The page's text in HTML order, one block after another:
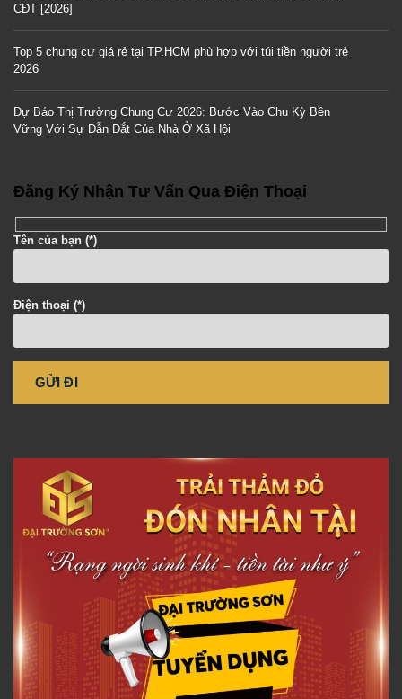
CĐT [2026]
Top 5 chung cư giá rẻ tại TP.HCM phù hợp với túi tiền người trẻ
2026
Dự Báo Thị Trường Chung Cư 2026: Bước Vào Chu Kỳ Bền
Vững Với Sự Dẫn Dắt Của Nhà Ở Xã Hội
Đăng Ký Nhận Tư Vấn Qua Điện Thoại
Tên của bạn (*)
Điện thoại (*)